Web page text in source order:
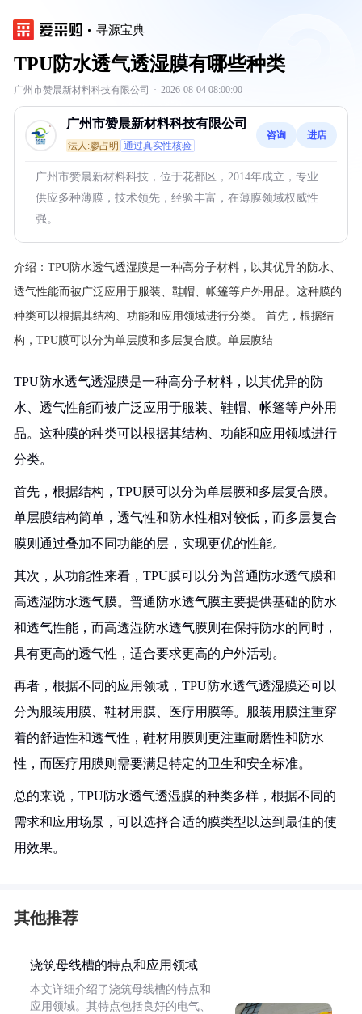
寻源宝典
TPU防水透气透湿膜有哪些种类
广州市赞晨新材料科技有限公司 · 2026-08-04 08:00:00
广州市赞晨新材料科技有限公司
法人:廖占明 通过真实性核验
咨询 进店
广州市赞晨新材料科技，位于花都区，2014年成立，专业
供应多种薄膜，技术领先，经验丰富，在薄膜领域权威性
强。
介绍： TPU防水透气透湿膜是一种高分子材料，以其优异的防水、
透气性能而被广泛应用于服装、鞋帽、帐篷等户外用品。这种膜的
种类可以根据其结构、功能和应用领域进行分类。
首先，根据结
构，TPU膜可以分为单层膜和多层复合膜。单层膜结
TPU防水透气透湿膜是一种高分子材料，以其优异的防
水、透气性能而被广泛应用于服装、鞋帽、帐篷等户外用
品。这种膜的种类可以根据其结构、功能和应用领域进行
分类。
首先，根据结构，TPU膜可以分为单层膜和多层复合膜。
单层膜结构简单，透气性和防水性相对较低，而多层复合
膜则通过叠加不同功能的层，实现更优的性能。
其次，从功能性来看，TPU膜可以分为普通防水透气膜和
高透湿防水透气膜。普通防水透气膜主要提供基础的防水
和透气性能，而高透湿防水透气膜则在保持防水的同时，
具有更高的透气性，适合要求更高的户外活动。
再者，根据不同的应用领域，TPU防水透气透湿膜还可以
分为服装用膜、鞋材用膜、医疗用膜等。服装用膜注重穿
着的舒适性和透气性，鞋材用膜则更注重耐磨性和防水
性，而医疗用膜则需要满足特定的卫生和安全标准。
总的来说，TPU防水透气透湿膜的种类多样，根据不同的
需求和应用场景，可以选择合适的膜类型以达到最佳的使
用效果。
其他推荐
浇筑母线槽的特点和应用领域
本文详细介绍了浇筑母线槽的特点和
应用领域。其特点包括良好的电气、